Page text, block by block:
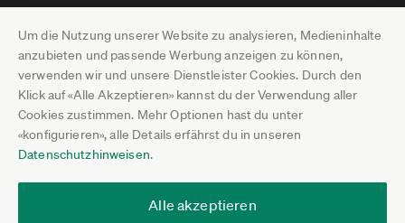
Um die Nutzung unserer Website zu analysieren, Medieninhalte
anzubieten und passende Werbung anzeigen zu können,
verwenden wir und unsere Dienstleister Cookies. Durch den
Klick auf «Alle Akzeptieren» kannst du der Verwendung aller
Cookies zustimmen. Mehr Optionen hast du unter
«konfigurieren», alle Details erfährst du in unseren
Datenschutzhinweisen.
Alle akzeptieren
Impressum
Datenschutz
Pressebereich
Jobs